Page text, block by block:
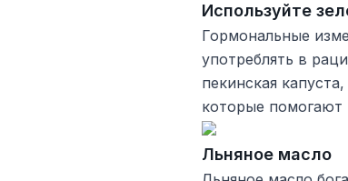
Используйте
Гормональные
употреблять в
пекинская
которые помогают
Льняное масло